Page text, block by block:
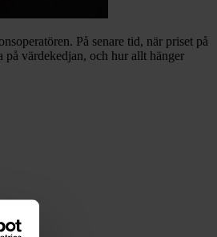
På senare tid, när priset på
på värdekedjan, och hur allt hänger